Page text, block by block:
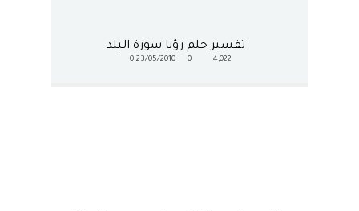
تفسير حلم رؤيا سورة البلد
4,022
0
23/05/2010
0